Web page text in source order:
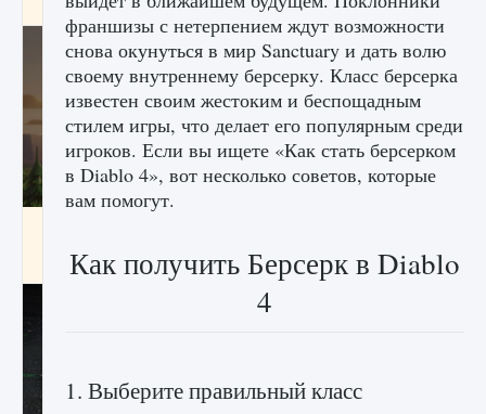
9 августа 2024 2 599 0 1
франшизы с нетерпением ждут возможности
снова окунуться в мир Sanctuary и дать волю
своему внутреннему берсерку. Класс берсерка
известен своим жестоким и беспощадным
стилем игры, что делает его популярным среди
игроков. Если вы ищете «Как стать берсерком
в Diablo 4», вот несколько советов, которые
вам помогут.
Как получить Берсерк в Diablo
4
1. Выберите правильный класс